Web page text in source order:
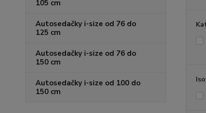
105 cm
Autosedačky i-size od 76 do
125 cm
Autosedačky i-size od 76 do
150 cm
Autosedačky i-size od 100 do
150 cm